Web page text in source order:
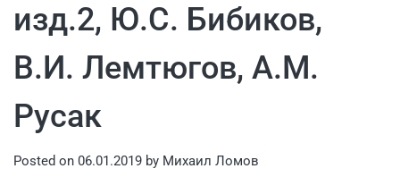
изд.2, Ю.С. Бибиков,
В.И. Лемтюгов, А.М.
Русак
Posted on 06.01.2019 by Михаил Ломов